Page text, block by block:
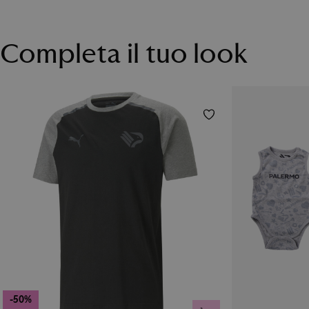
Completa il tuo look
-50%